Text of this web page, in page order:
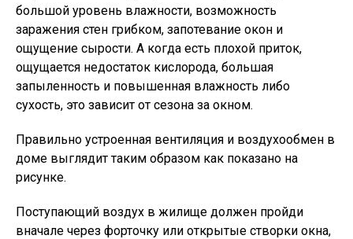
большой уровень влажности, возможность
заражения стен грибком, запотевание окон и
ощущение сырости. А когда есть плохой приток,
ощущается недостаток кислорода, большая
запыленность и повышенная влажность либо
сухость, это зависит от сезона за окном.
Правильно устроенная вентиляция и воздухообмен в
доме выглядит таким образом как показано на
рисунке.
Поступающий воздух в жилище должен пройди
вначале через форточку или открытые створки окна,